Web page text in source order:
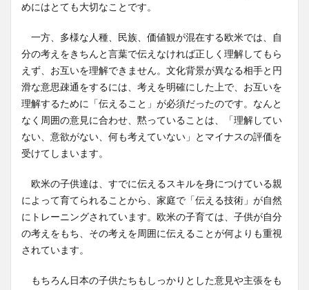
めにはとても大切なことです。
一方、多様な人種、民族、価値観が混在する欧米では、自
分の考えをきちんと言葉で伝えなければ正しく理解してもら
えず、お互いを理解できません。文化背景が異なる相手と円
滑な意思疎通をするには、考えを明確にした上で、お互いを
理解するために「伝えること」が必須だったのです。なんと
なく周囲の意見に合わせ、黙っていることは、「理解してい
ない、意欲がない、何も考えていない」とマイナスの評価を
受けてしまいます。
欧米の子供達は、すでに伝えるスキルを身につけている親
によって育てられることから、家庭で「伝える技術」が自然
にトレーニングされています。欧米の子育ては、子供が自分
の考えをもち、その考えを周囲に伝えることが何よりも重視
されています。
もちろん日本の子供たちもしっかりとした意見や主張をも